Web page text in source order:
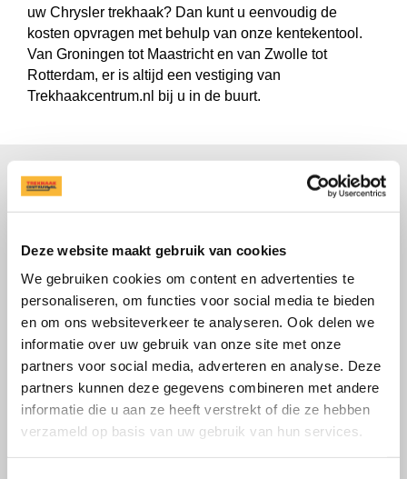
Deze website maakt gebruik van cookies
We gebruiken cookies om content en advertenties te
personaliseren, om functies voor social media te bieden
en om ons websiteverkeer te analyseren. Ook delen we
informatie over uw gebruik van onze site met onze
partners voor social media, adverteren en analyse. Deze
partners kunnen deze gegevens combineren met andere
informatie die u aan ze heeft verstrekt of die ze hebben
verzameld op basis van uw gebruik van hun services.
uw Chrysler trekhaak? Dan kunt u eenvoudig de
kosten opvragen met behulp van onze kentekentool.
Van Groningen tot Maastricht en van Zwolle tot
Rotterdam, er is altijd een vestiging van
Trekhaakcentrum.nl bij u in de buurt.
Altijd bij je in de buurt
Ben je op zoek naar een vakkundige specialist bij je in
vestigingen door heel Nederland. Ontdek jouw
dichtstbijzijnde vestiging of bel ons om je vragen te
|085-2020660
Dit mag je van ons verwachten
Levenslange garantieop
de montage
Montage gereed in 1 dag